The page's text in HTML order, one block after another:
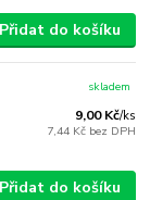
Přidat do košíku
9,00 Kč/ks
7,44 Kč bez DPH
skladem
Přidat do košíku